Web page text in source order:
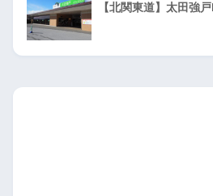
【北関東道】太田強